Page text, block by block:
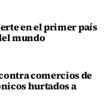
en el primer país
mundo
comercios de
hurtados a